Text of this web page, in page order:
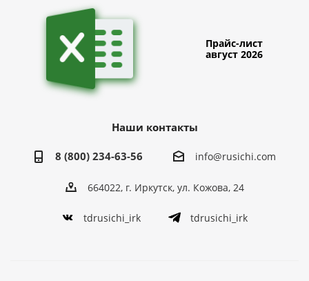
Прайс-лист
август 2026
Наши контакты
8 (800) 234-63-56 info@rusichi.com
664022, г. Иркутск, ул. Кожова, 24
tdrusichi_irk tdrusichi_irk